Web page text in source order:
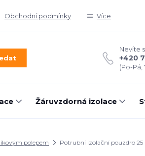
Obchodní podmínky Více
Nevíte
+420
(Po-Pá,
Žáruvzdorná izolace
polepem Potrubní izolační pouzdro 25